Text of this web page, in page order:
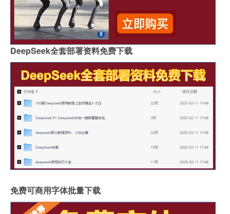
DeepSeek全套部署资料免费下载
免费可商用字体批量下载